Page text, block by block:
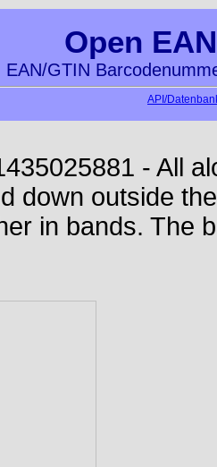
Open
EAN/GTIN
API/
- All
down outside
in bands. The